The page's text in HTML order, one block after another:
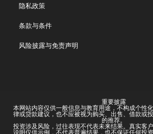
隐私政策
条款与条件
风险披露与免责声明
重要披露
本网站内容仅供一般信息与教育用途，不构成个性
律或贷款建议，也不应被视为购买、出售、借款或
的推荐。
投资涉及风险，过往表现不代表未来结果。真实客
说明仅供示例，不代表普遍结果，也不保证任何投